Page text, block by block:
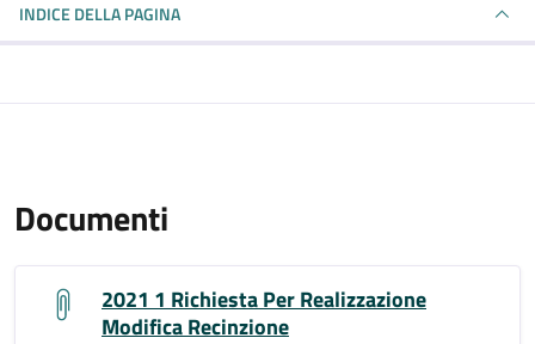
INDICE DELLA PAGINA
Documenti
2021 1 Richiesta Per Realizzazione
Modifica Recinzione